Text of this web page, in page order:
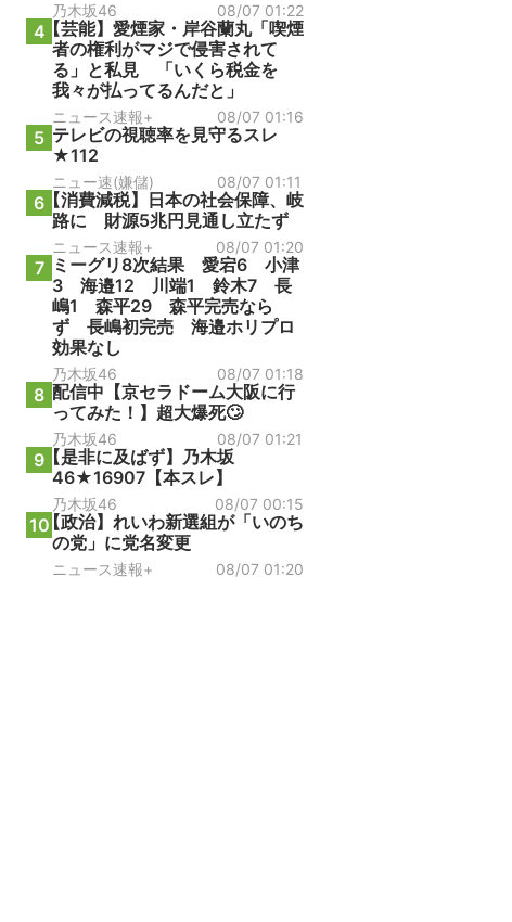
乃木坂46 08/07 01:22
4【芸能】愛煙家・岸谷蘭丸「喫煙
者の権利がマジで侵害されて
る」と私見 「いくら税金を
我々が払ってるんだと」
ニュース速報+ 08/07 01:16
5 テレビの視聴率を見守るスレ
★112
ニュー速(嫌儲) 08/07 01:11
6【消費減税】日本の社会保障、岐
路に 財源5兆円見通し立たず
ニュース速報+ 08/07 01:20
7 ミーグリ8次結果 愛宕6 小津
3 海邉12 川端1 鈴木7 長
嶋1 森平29 森平完売なら
ず 長嶋初完売 海邉ホリプロ
効果なし
乃木坂46 08/07 01:18
8 配信中【京セラドーム大阪に行
ってみた！】超大爆死🙄
乃木坂46 08/07 01:21
9【是非に及ばず】乃木坂
46★16907【本スレ】
乃木坂46 08/07 00:15
10【政治】れいわ新選組が「いのち
の党」に党名変更
ニュース速報+ 08/07 01:20